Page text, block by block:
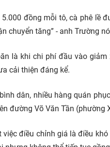
5.000 đồng mỗi tô, cà phê lề
chuyển tăng” - anh Trường
là khi chi phí đầu vào
cải thiện đáng kể.
dân, nhiều hàng quán
đường Võ Văn Tần
việc điều chỉnh giá là điều